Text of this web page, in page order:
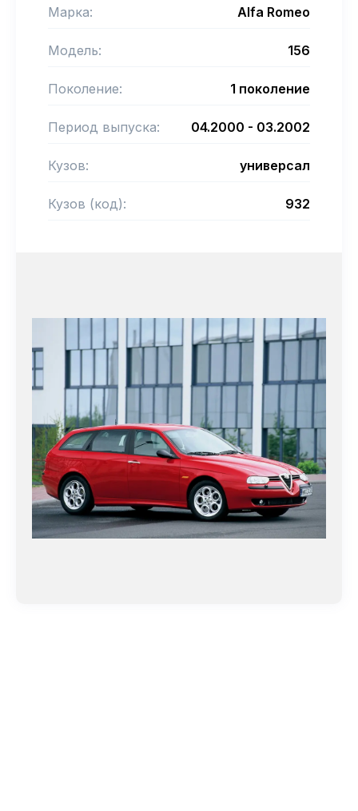
Марка: Alfa Romeo
Модель: 156
Поколение: 1 поколение
Период выпуска: 04.2000 - 03.2002
Кузов: универсал
Кузов (код): 932